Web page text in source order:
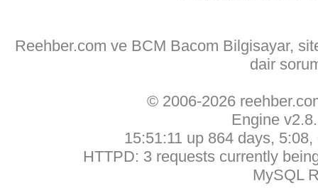
Reehber.com ve BCM Bacom Bilgisayar,
dair
© 2006-2026
Engine
15:51:11 up 864 days,
HTTPD: 3 requests currently
MySQL